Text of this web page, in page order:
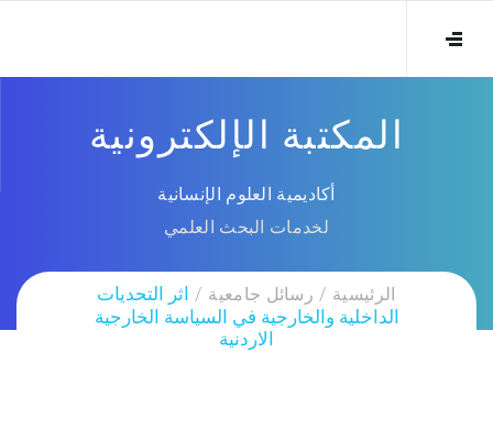
المكتبة الإلكترونية
أكاديمية العلوم الإنسانية
لخدمات البحث العلمي
الرئيسية رسائل جامعية
اثر التحديات
الداخلية والخارجية في السياسة الخارجية
الاردنية